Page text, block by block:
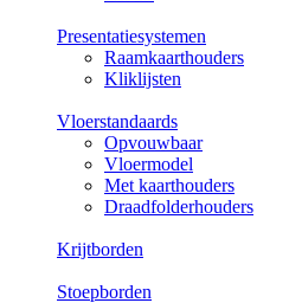
Presentatiesystemen
Raamkaarthouders
Kliklijsten
Vloerstandaards
Opvouwbaar
Vloermodel
Met kaarthouders
Draadfolderhouders
Krijtborden
Stoepborden